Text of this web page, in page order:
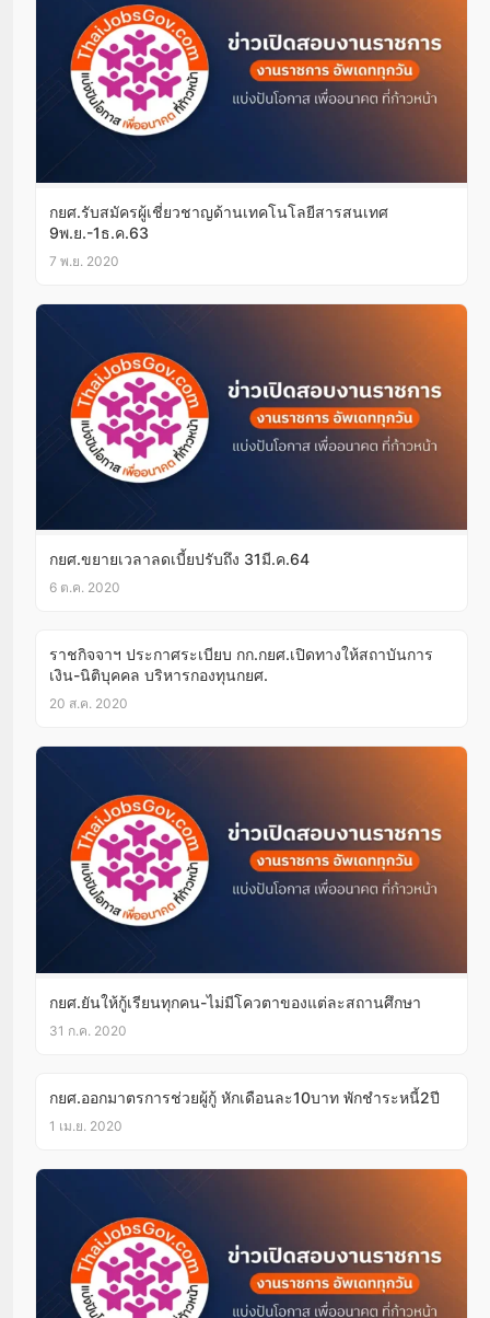
กยศ.รับสมัครผู้เชี่ยวชาญด้านเทคโนโลยีสารสนเทศ
9พ.ย.-1ธ.ค.63
7 พ.ย. 2020
กยศ.ขยายเวลาลดเบี้ยปรับถึง 31มี.ค.64
6 ต.ค. 2020
ราชกิจจาฯ ประกาศระเบียบ กก.กยศ.เปิดทางให้สถาบันการ
เงิน-นิติบุคคล บริหารกองทุนกยศ.
20 ส.ค. 2020
กยศ.ยันให้กู้เรียนทุกคน-ไม่มีโควตาของแต่ละสถานศึกษา
31 ก.ค. 2020
กยศ.ออกมาตรการช่วยผู้กู้ หักเดือนละ10บาท พักชำระหนี้2ปี
1 เม.ย. 2020